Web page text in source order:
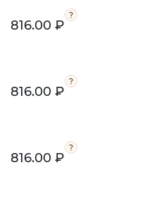
816.00 ₽
816.00 ₽
816.00 ₽